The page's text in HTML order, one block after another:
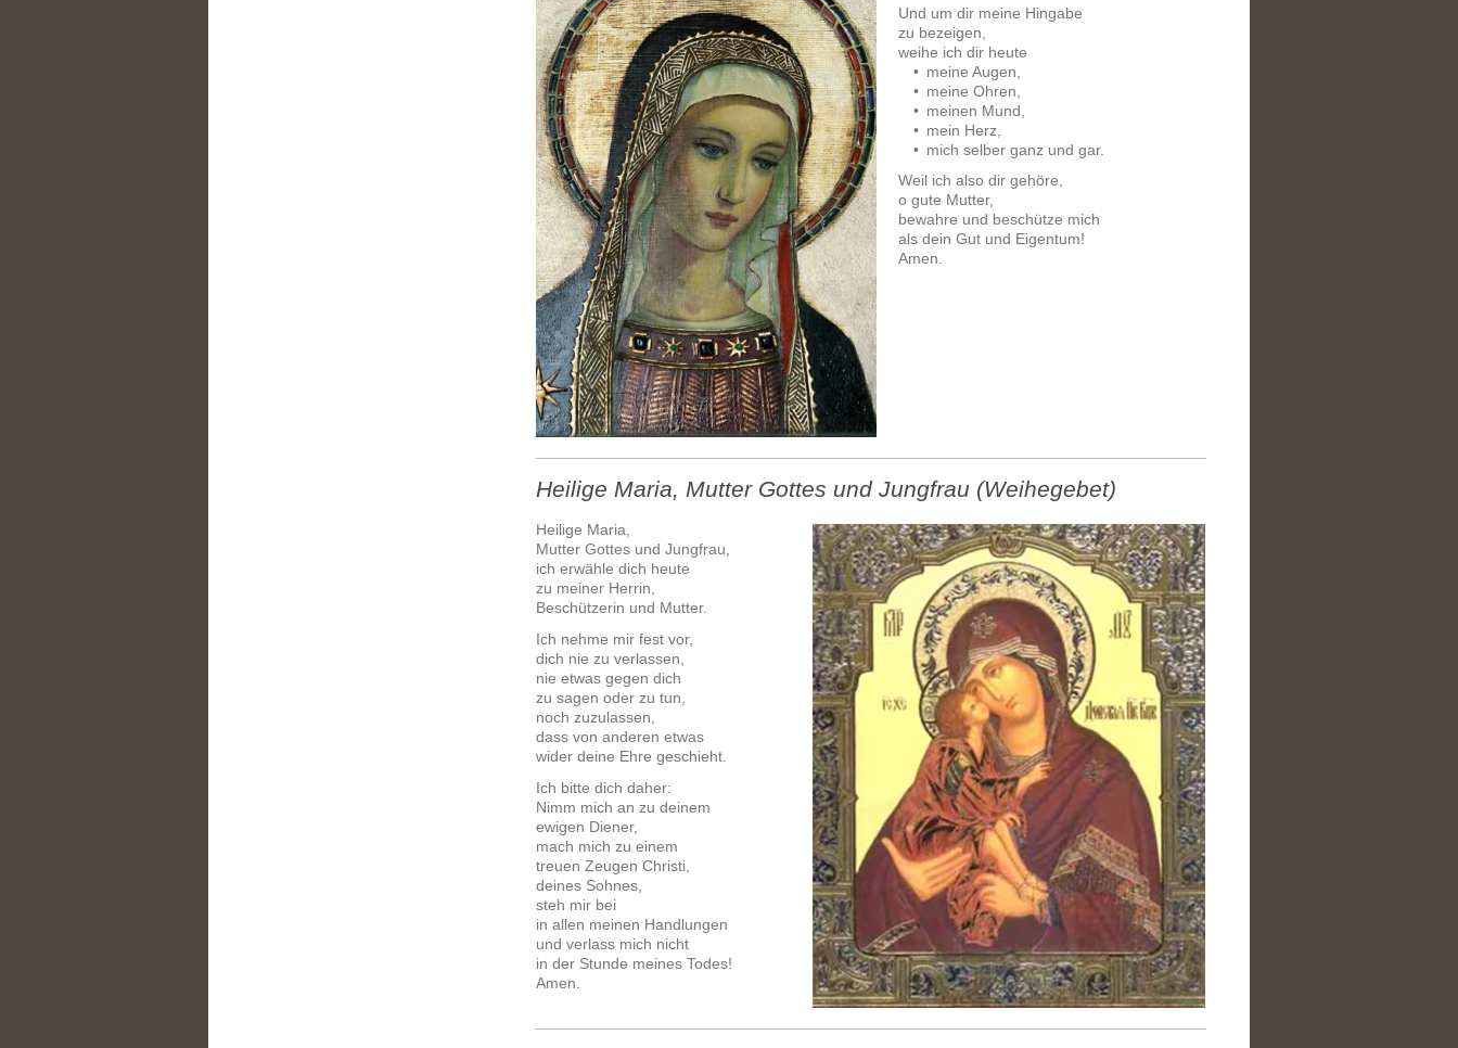
Und um dir meine Hingabe
zu bezeigen,
weihe ich dir heute
• meine Augen,
• meine Ohren,
• meinen Mund,
• mein Herz,
• mich selber ganz und gar.
Weil ich also dir gehöre,
o gute Mutter,
bewahre und beschütze mich
als dein Gut und Eigentum!
Amen.
Heilige Maria, Mutter Gottes und Jungfrau (Weihegebet)
Heilige Maria,
Mutter Gottes und Jungfrau,
ich erwähle dich heute
zu meiner Herrin,
Beschützerin und Mutter.
Ich nehme mir fest vor,
dich nie zu verlassen,
nie etwas gegen dich
zu sagen oder zu tun,
noch zuzulassen,
dass von anderen etwas
wider deine Ehre geschieht.
Ich bitte dich daher:
Nimm mich an zu deinem
ewigen Diener,
mach mich zu einem
treuen Zeugen Christi,
deines Sohnes,
steh mir bei
in allen meinen Handlungen
und verlass mich nicht
in der Stunde meines Todes!
Amen.